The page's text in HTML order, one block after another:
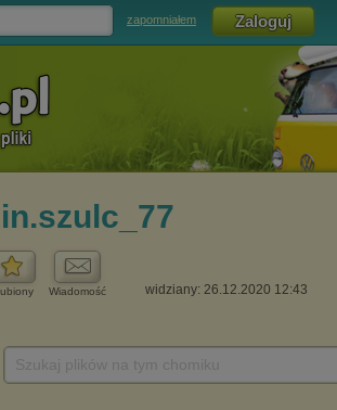
zapomniałem
Wiadomość widziany: 26.12.2020 12:43